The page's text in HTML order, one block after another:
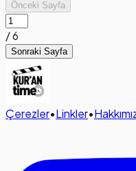
Önceki Sayfa
/6
Sonraki Sayfa
Çerezler•Linkler•